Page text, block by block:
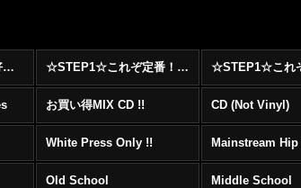
☆STEP2☆90's R&B好きに自信を持ってオススメ出来る00's R&B Best 100 !!! ☆STEP1☆これぞ定番！！まずはここから！2000年代Hip HopフロアヒットBest 100 !!!
お買い得MIX CD !! CD (Not Vinyl)
White Press Only !!
Old School Middle School